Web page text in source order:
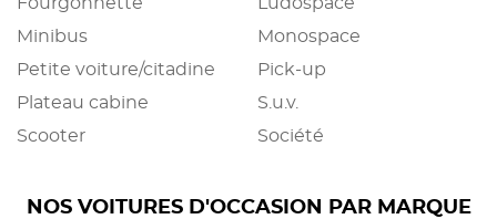
Minibus
Monospace
Petite voiture/citadine
Pick-up
Plateau cabine
S.u.v.
Scooter
Société
NOS VOITURES D'OCCASION PAR MARQUE